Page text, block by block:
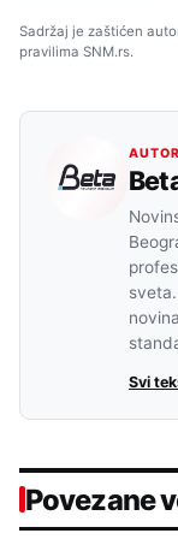
Sadržaj je zaštićen
pravilima SNM.rs.
AUTOR
Svi
Povezane